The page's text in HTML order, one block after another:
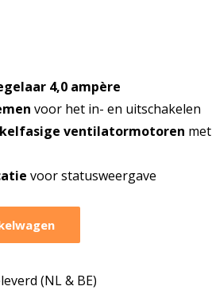
4,0 ampère
voor het in- en uitschakelen
ventilatormotoren met
voor statusweergave
(NL & BE)